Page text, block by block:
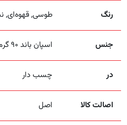
رنگ طوسی, قهوه‌ای,
جنس اسپان باند ۹۰ گرم + مقوا
در چسب دار
اصالت کالا اصل